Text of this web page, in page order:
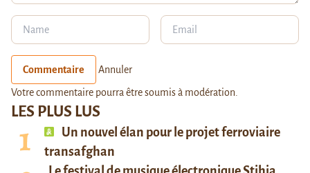
LES PLUS LUS
Un nouvel élan pour le projet ferroviaire
transafghan
Commentaire Annuler
Votre commentaire pourra être soumis à modération.